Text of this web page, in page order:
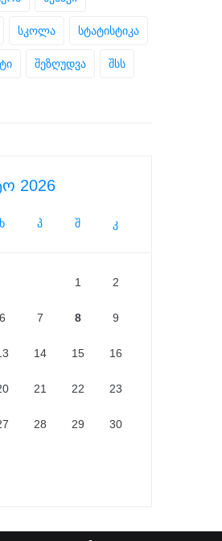
სკოლა სტატისტიკა
შეზღუდვა შსს
2026
ხ პ შ კ
1 2
6 7 8 9
14 15 16
21 22 23
28 29 30